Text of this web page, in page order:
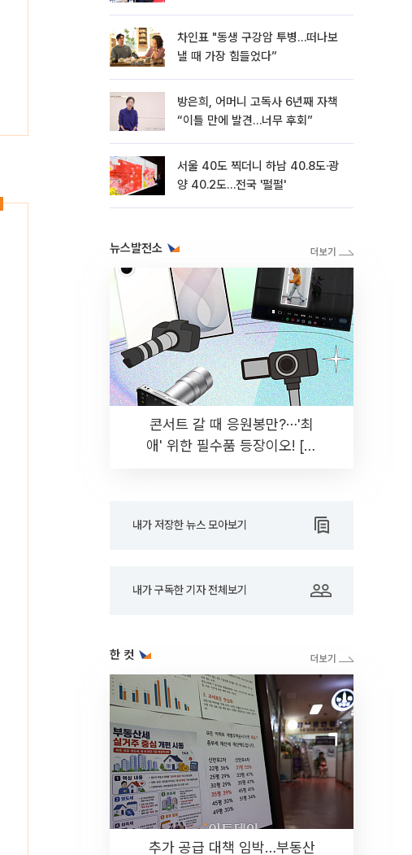
차인표 "동생 구강암 투병…떠나보
낼 때 가장 힘들었다”
방은희, 어머니 고독사 6년째 자책
“이틀 만에 발견…너무 후회”
서울 40도 찍더니 하남 40.8도·광
양 40.2도…전국 '펄펄'
뉴스발전소
콘서트 갈 때 응원봉만?⋯'최
애' 위한 필수품 등장이오! [솔
내가 저장한 뉴스 모아보기
내가 구독한 기자 전체보기
한 컷
추가 공급 대책 임박…부동산